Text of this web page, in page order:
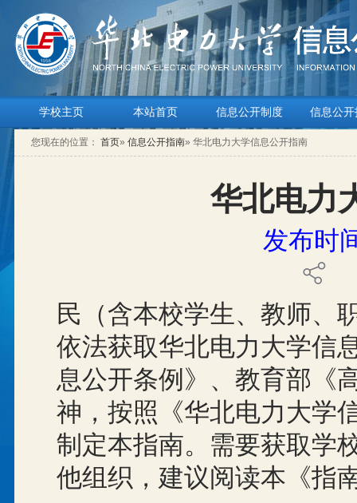
学校主页 本站首页 信息公开制度 信息公开
您现在的位置： 首页» 信息公开指南» 华北电力大学信息公开指南
华北电力
发布时
民（含本校学生、教师、
依法获取华北电力大学信
息公开条例》、教育部《
神，按照《华北电力大学
制定本指南。需要获取学
他组织，建议阅读本《